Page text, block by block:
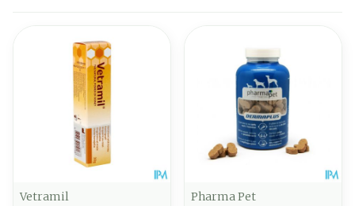
Vetramil
Pharma Pet